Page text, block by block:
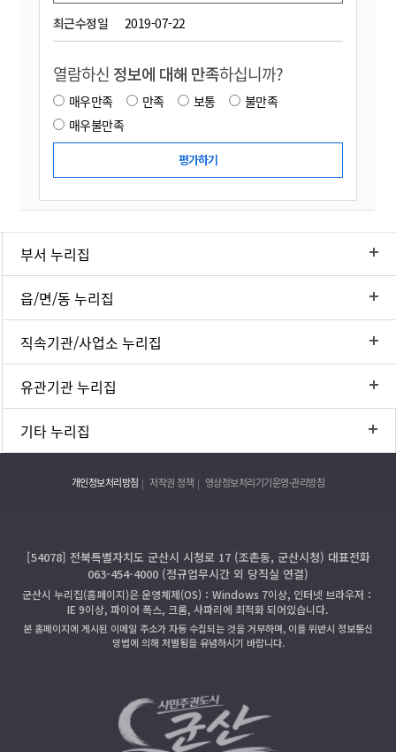
최근수정일 2019-07-22
열람하신 정보에 대해 만족하십니까?
매우만족 만족 보통
불만족
매우불만족
부서 누리집
읍/면/동 누리집
직속기관/사업소 누리집
유관기관 누리집
기타 누리집
개인정보처리방침 저작권 정책 영상정보처리기기운영·관리방침
[54078] 전북특별자치도 군산시 시청로 17 (조촌동, 군산시청) 대표전화
063-454-4000 (정규업무시간 외 당직실 연결)
군산시 누리집(홈페이지)은 운영체제(OS)：Windows 7이상, 인터넷 브라우저：
IE 9이상, 파이어 폭스, 크롬, 사파리에 최적화 되어있습니다.
본 홈페이지에 게시된 이메일 주소가 자동 수집되는 것을 거부하며, 이를 위반시 정보통신
망법에 의해 처벌됨을 유념하시기 바랍니다.